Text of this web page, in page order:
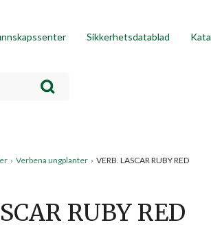
Sikkerhetsdatablad
› Verbena ungplanter › VERB. LASCAR RUBY RED
RUBY RED